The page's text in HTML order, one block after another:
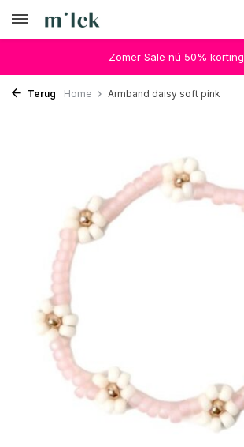
Zomer Sale nú 50% korting
Terug Home Armband daisy soft pink